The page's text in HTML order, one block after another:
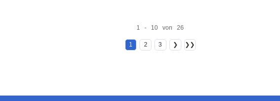
1 - 10 von 26
1 2 3 ❯ ❯❯